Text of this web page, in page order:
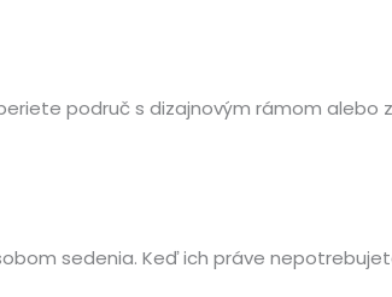
područ s dizajnovým rámom alebo
sedenia. Keď ich práve